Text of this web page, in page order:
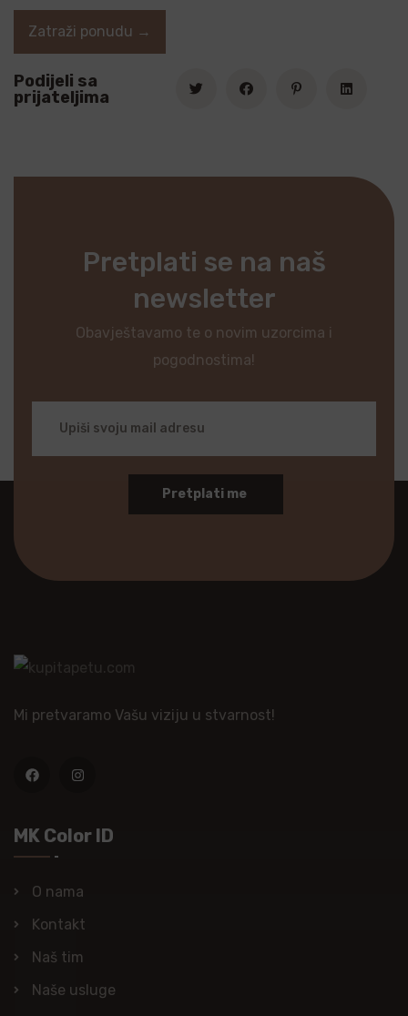
Podijeli sa
prijateljima
Zatraži ponudu →
Pretplati se na naš
newsletter
Obavještavamo te o novim uzorcima i
pogodnostima!
Pretplati me
Mi pretvaramo Vašu viziju u stvarnost!
MK Color ID
O nama
Kontakt
Naš tim
Naše usluge